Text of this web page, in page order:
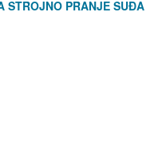
STROJNO PRANJE SUĐA